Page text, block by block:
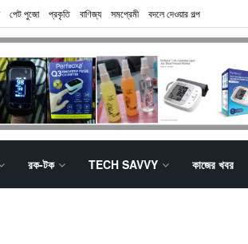
পেট পুজো প্রকৃতি বাণিজ্য সমপ্রেমী বদলে দেওয়ার গল্প
রক-টক TECH SAVVY কাজের খবর